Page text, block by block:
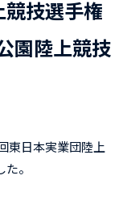
技選手権
園陸上競技
東日本実業団陸上
。